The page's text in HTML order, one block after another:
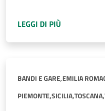
LEGGI DI PIÙ
BANDI E GARE,EMILIA
PIEMONTE,SICILIA,TOSCANA,